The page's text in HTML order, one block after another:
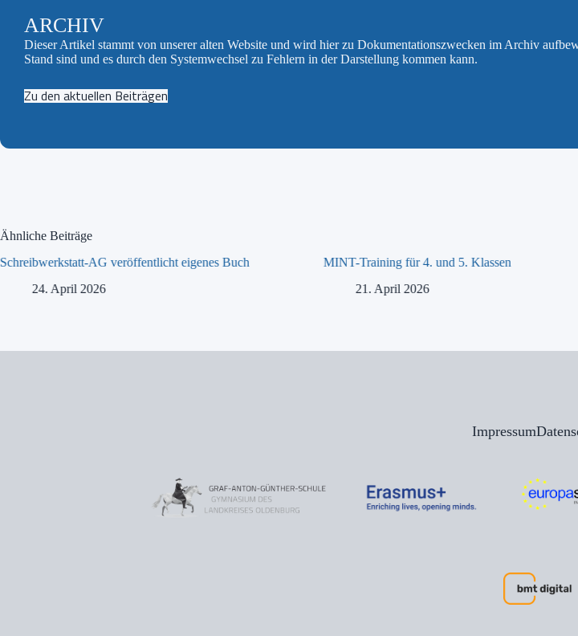
ARCHIV
Dieser Artikel stammt von unserer alten Website und wird hier zu Dokumentationszwecken im Archiv
Stand sind und es durch den Systemwechsel zu Fehlern in der Darstellung kommen kann.
Zu den aktuellen Beiträgen
Ähnliche Beiträge
Schreibwerkstatt-AG veröffentlicht eigenes Buch
24. April 2026
MINT-Training für 4. und 5. Klassen
21. April 2026
Impressum